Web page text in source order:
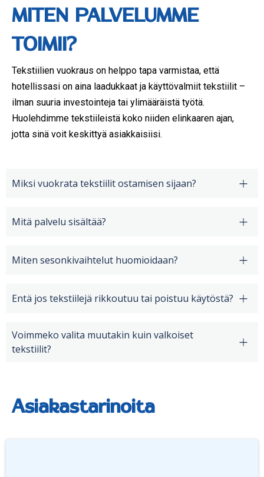
MITEN PALVELUMME
TOIMII?
Tekstiilien vuokraus on helppo tapa varmistaa, että
hotellissasi on aina laadukkaat ja käyttövalmiit tekstiilit –
ilman suuria investointeja tai ylimääräistä työtä.
Huolehdimme tekstiileistä koko niiden elinkaaren ajan,
jotta sinä voit keskittyä asiakkaisiisi.
Miksi vuokrata tekstiilit ostamisen sijaan?
Mitä palvelu sisältää?
Miten sesonkivaihtelut huomioidaan?
Entä jos tekstiilejä rikkoutuu tai poistuu käytöstä?
Voimmeko valita muutakin kuin valkoiset
tekstiilit?
Asiakastarinoita